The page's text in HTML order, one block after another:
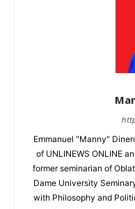
Emmanuel "Manny"
of UNLINEWS ONLINE
former seminarian of
Dame University
with Philosophy and